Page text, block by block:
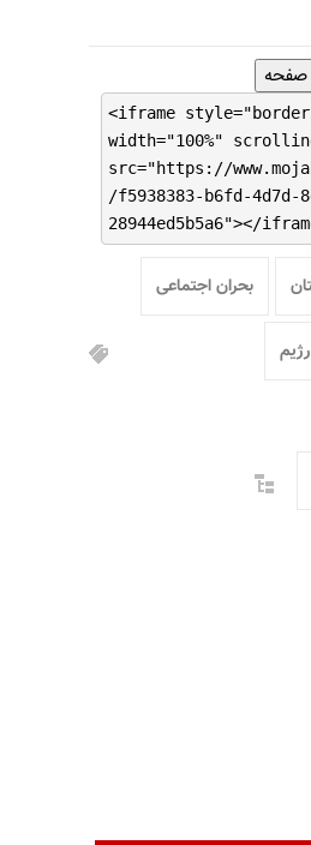
صفحه
<iframe
width="100%"
src="https://
/f5938383-b6fd-4d7d-
28944ed5b5a6"></
بحران اجتماعی